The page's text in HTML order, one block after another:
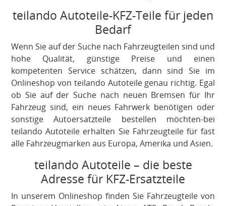
teilando Autoteile-KFZ-Teile für jeden
Bedarf
Wenn Sie auf der Suche nach Fahrzeugteilen sind und
hohe Qualität, günstige Preise und einen
kompetenten Service schätzen, dann sind Sie im
Onlineshop von teilando Autoteile genau richtig. Egal
ob Sie auf der Suche nach neuen Bremsen für Ihr
Fahrzeug sind, ein neues Fahrwerk benötigen oder
sonstige Autoersatzteile bestellen möchten-bei
teilando Autoteile erhalten Sie Fahrzeugteile für fast
alle Fahrzeugmarken aus Europa, Amerika und Asien.
teilando Autoteile – die beste
Adresse für KFZ-Ersatzteile
In unserem Onlineshop finden Sie Fahrzeugteile von